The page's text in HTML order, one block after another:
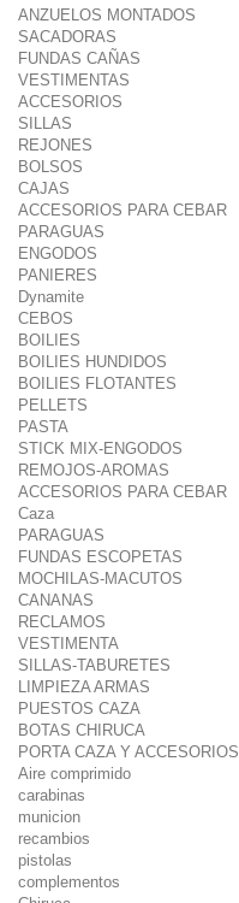
ANZUELOS MONTADOS
SACADORAS
FUNDAS CAÑAS
VESTIMENTAS
ACCESORIOS
SILLAS
REJONES
BOLSOS
CAJAS
ACCESORIOS PARA CEBAR
PARAGUAS
ENGODOS
PANIERES
Dynamite
CEBOS
BOILIES
BOILIES HUNDIDOS
BOILIES FLOTANTES
PELLETS
PASTA
STICK MIX-ENGODOS
REMOJOS-AROMAS
ACCESORIOS PARA CEBAR
Caza
PARAGUAS
FUNDAS ESCOPETAS
MOCHILAS-MACUTOS
CANANAS
RECLAMOS
VESTIMENTA
SILLAS-TABURETES
LIMPIEZA ARMAS
PUESTOS CAZA
BOTAS CHIRUCA
PORTA CAZA Y ACCESORIOS
Aire comprimido
carabinas
municion
recambios
pistolas
complementos